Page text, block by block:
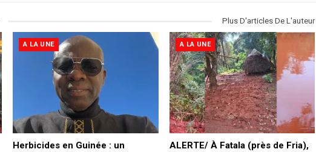
Plus D'articles De L'auteur
A LA UNE
Herbicides en Guinée : un
A LA UNE
ALERTE/ À Fatala (près de Fria),